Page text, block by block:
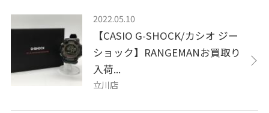
2022.05.10
【CASIO G-SHOCK/カシオ ジー
ショック】RANGEMANお買取り
入荷...
立川店